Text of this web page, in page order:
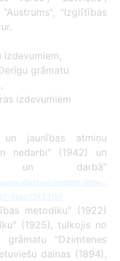
"Izglītības
izdevumiem,
grāmatu
izdevumiem
jaunības atmiņu
nedarbi" (1942) un
un darbā"
darbi-un-nedarbi-bebru-
4ba0724331b1
metodiku" (1922)
(1925), tulkojis no
"Dzimtenes
dainas (1894),